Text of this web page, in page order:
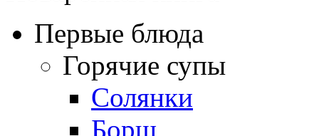
Первые блюда
Горячие супы
Солянки
Борщ